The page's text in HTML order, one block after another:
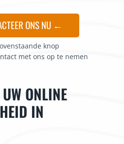
ONS NU ←
knop
met ons op te nemen
ONLINE
IN